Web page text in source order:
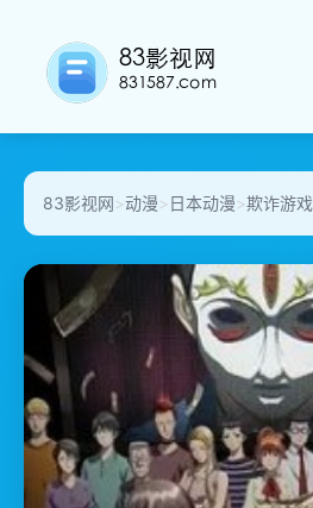
83影视网>动漫> 日本动漫>欺诈游戏